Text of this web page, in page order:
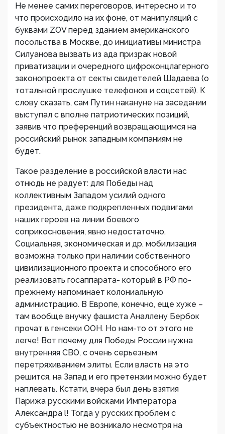
Не менее самих переговоров, интересно и то
что происходило на их фоне, от манипуляций с
буквами ZOV перед зданием американского
посольства в Москве, до инициативы министра
Силуанова вызвать из ада призрак новой
приватизации и очередного цифроконцлагерного
законопроекта от секты свидетелей Шадаева (о
тотальной прослушке телефонов и соцсетей). К
слову сказать, сам Путин накануне на заседании
выступал с вполне патриотических позиций,
заявив что преференций возвращающимся на
российский рынок западным компаниям не
будет.
Такое разделение в российской власти нас
отнюдь не радует: для Победы над
коллективным Западом усилий одного
президента, даже подкрепленных подвигами
наших героев на линии боевого
соприкосновения, явно недостаточно.
Социальная, экономическая и др. мобилизация
возможна только при наличии собственного
цивилизационного проекта и способного его
реализовать госаппарата- который в РФ по-
прежнему напоминает колониальную
администрацию. В Европе, конечно, еще хуже –
там вообще внучку фашиста Аналлену Бербок
прочат в генсеки ООН. Но нам-то от этого не
легче! Вот почему для Победы России нужна
внутренняя СВО, с очень серьезным
перетряхиванием элиты. Если власть на это
решится, на Запад и его претензии можно будет
наплевать. Кстати, вчера был день взятия
Парижа русскими войсками Императора
Александра l! Тогда у русских проблем с
субъектностью не возникало несмотря на